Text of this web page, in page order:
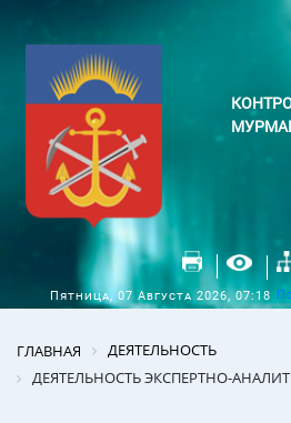
Пятница, 07 Августа 2026, 07:18
ГЛАВНАЯ
ДЕЯТЕЛЬНОСТЬ
ДЕЯТЕЛЬНОСТЬ ЭКСПЕРТНО-